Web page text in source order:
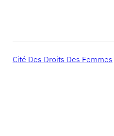
Cité Des Droits Des Femmes